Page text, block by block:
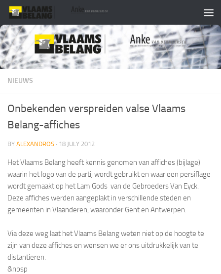
Skip to content
NIEUWS
Onbekenden verspreiden valse Vlaams
Belang-affiches
BY ALEXANDROS · 18 JULY 2012
Het Vlaams Belang heeft kennis genomen van affiches (bijlage)
waarin het logo van de partij wordt gebruikt en waar een persiflage
wordt gemaakt op het Lam Gods van de Gebroeders Van Eyck.
Deze affiches werden aangeplakt in verschillende steden en
gemeenten in Vlaanderen, waaronder Gent en Antwerpen.
Via deze weg laat het Vlaams Belang weten niet op de hoogte te
zijn van deze affiches en wensen we er ons uitdrukkelijk van te
distantiëren.
&nbsp